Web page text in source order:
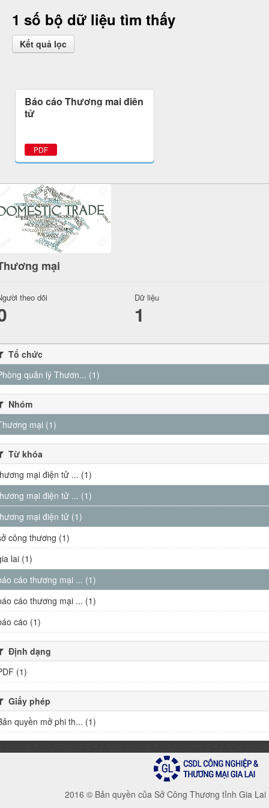
1 số bộ dữ liệu tìm thấy
Kết quả lọc
Báo cáo Thương mại điện
tử
PDF
mại
theo dõi Dữ liệu
1
Tổ chức
quản lý Thươn... (1)
Nhóm
mại (1)
Từ khóa
mại điện tử ... (1)
mại điện tử ... (1)
mại điện tử (1)
công thương (1)
lai (1)
cáo thương mại ... (1)
cáo thương mại ... (1)
cáo (1)
Định dạng
(1)
Giấy phép
quyền mở phi th... (1)
2016 © Bản quyền của Sở Công Thương tỉnh Gia Lai